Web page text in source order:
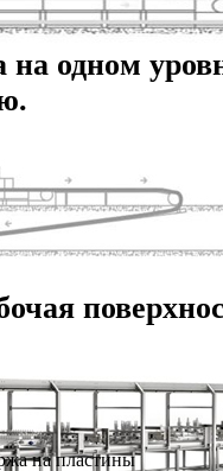
на одном
на пластины